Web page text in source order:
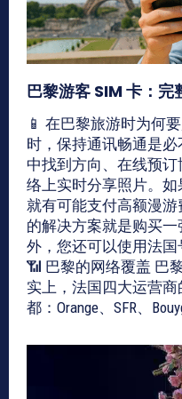
巴黎游客 SIM 卡：完
📱 在巴黎旅游时为何
时，保持通讯畅通是
中找到方向、在线预订
络上实时分享照片。如
就有可能支付高额漫
的解决方案就是购买一
外，您还可以使用法国
📶 巴黎的网络覆盖 巴
实上，法国四大运营商
都：Orange、SFR、